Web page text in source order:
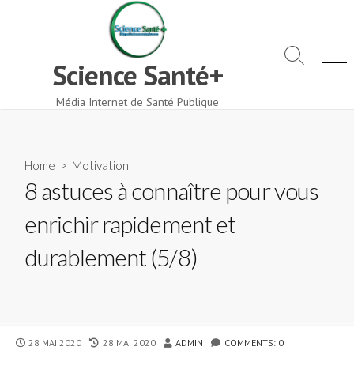
Science Santé+
Média Internet de Santé Publique
Search
Home > Motivation
8 astuces à connaître pour vous
enrichir rapidement et
durablement (5/8)
PUBLISHED
28 MAI 2020
LAST
28 MAI 2020 AUTHOR
ADMIN COMMENTS: 0